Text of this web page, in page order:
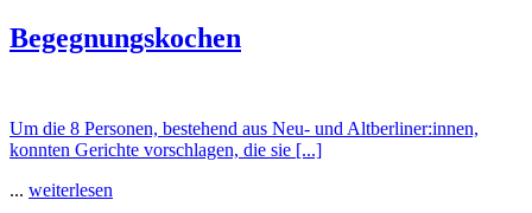
Begegnungskochen
Um die 8 Personen, bestehend aus Neu- und Altberliner:innen,
konnten Gerichte vorschlagen, die sie [...]
... weiterlesen